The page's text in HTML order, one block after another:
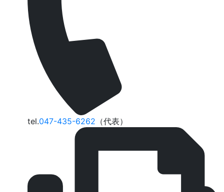
tel.047-435-6262 （代表）